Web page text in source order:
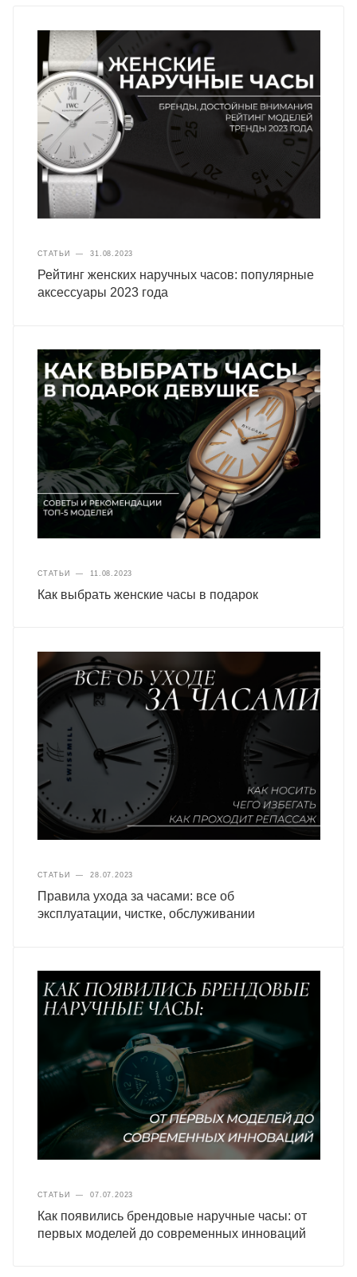
СТАТЬИ — 31.08.2023
Рейтинг женских наручных часов: популярные
аксессуары 2023 года
СТАТЬИ — 11.08.2023
Как выбрать женские часы в подарок
СТАТЬИ — 28.07.2023
Правила ухода за часами: все об
эксплуатации, чистке, обслуживании
СТАТЬИ — 07.07.2023
Как появились брендовые наручные часы: от
первых моделей до современных инноваций